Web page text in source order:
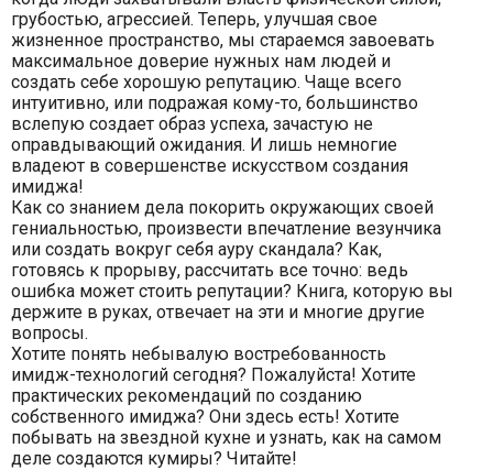
грубостью, агрессией. Теперь, улучшая свое
жизненное пространство, мы стараемся завоевать
максимальное доверие нужных нам людей и
создать себе хорошую репутацию. Чаще всего
интуитивно, или подражая кому-то, большинство
вслепую создает образ успеха, зачастую не
оправдывающий ожидания. И лишь немногие
владеют в совершенстве искусством создания
имиджа!
Как со знанием дела покорить окружающих своей
гениальностью, произвести впечатление везунчика
или создать вокруг себя ауру скандала? Как,
готовясь к прорыву, рассчитать все точно: ведь
ошибка может стоить репутации? Книга, которую вы
держите в руках, отвечает на эти и многие другие
вопросы.
Хотите понять небывалую востребованность
имидж-технологий сегодня? Пожалуйста! Хотите
практических рекомендаций по созданию
собственного имиджа? Они здесь есть! Хотите
побывать на звездной кухне и узнать, как на самом
деле создаются кумиры? Читайте!